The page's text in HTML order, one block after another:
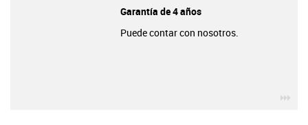
Garantía de 4 años
Puede contar con nosotros.